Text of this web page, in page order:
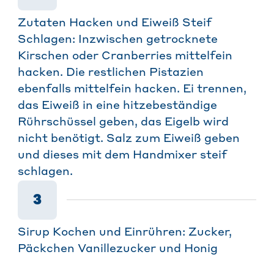
Zutaten Hacken und Eiweiß Steif
Schlagen: Inzwischen getrocknete
Kirschen oder Cranberries mittelfein
hacken. Die restlichen Pistazien
ebenfalls mittelfein hacken. Ei trennen,
das Eiweiß in eine hitzebeständige
Rührschüssel geben, das Eigelb wird
nicht benötigt. Salz zum Eiweiß geben
und dieses mit dem Handmixer steif
schlagen.
3
Sirup Kochen und Einrühren: Zucker,
Päckchen Vanillezucker und Honig